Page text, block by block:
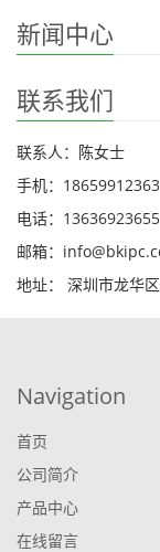
新闻中心
联系我们
联系人：陈女士
手机：18659912363
电话：13636923655
邮箱：
地址： 深圳市龙华
Navigation
首页
公司简介
产品中心
在线留言